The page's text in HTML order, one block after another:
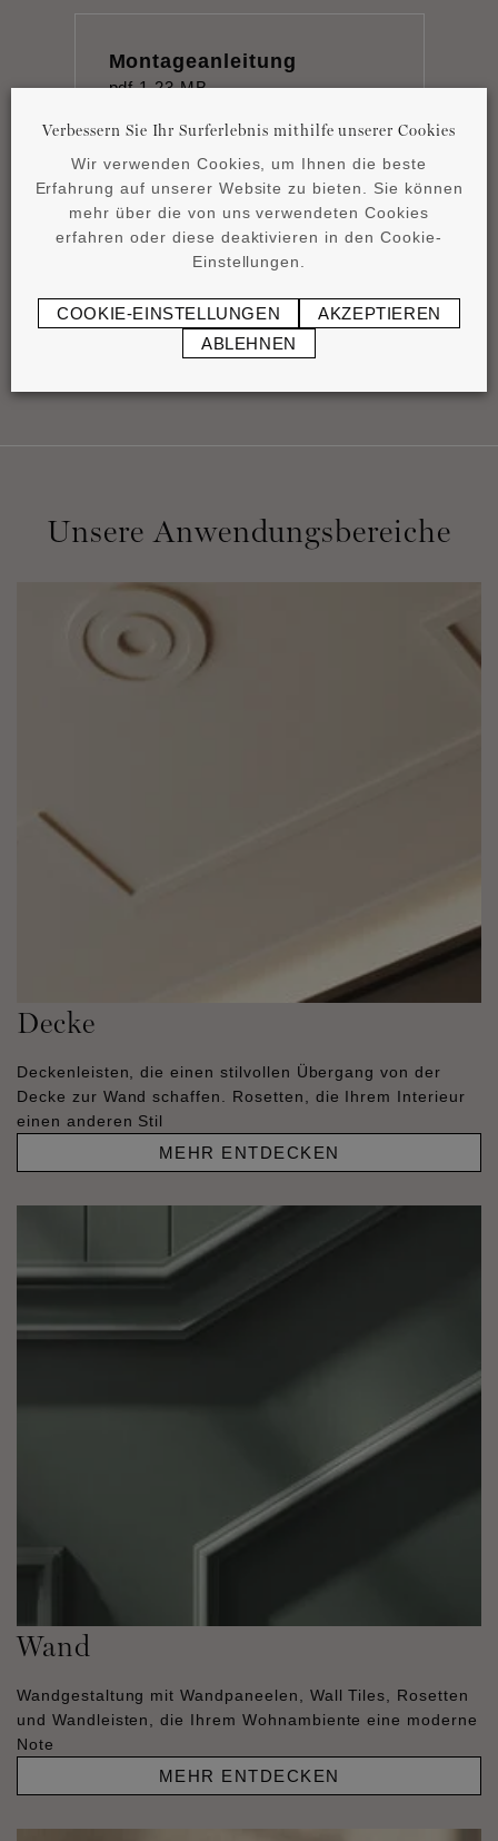
Montageanleitung
pdf 1,23 MB
Product overview
Unsere Anwendungsbereiche
Decke
Deckenleisten, die einen stilvollen Übergang von der
Decke zur Wand schaffen. Rosetten, die Ihrem Interieur
einen anderen Stil
MEHR ENTDECKEN
Wand
Wandgestaltung mit Wandpaneelen, Wall Tiles, Rosetten
und Wandleisten, die Ihrem Wohnambiente eine moderne
Note
MEHR ENTDECKEN
Verbessern Sie Ihr Surferlebnis mithilfe unserer Cookies
Wir verwenden Cookies, um Ihnen die beste
Erfahrung auf unserer Website zu bieten. Sie können
mehr über die von uns verwendeten Cookies
erfahren oder diese deaktivieren in den Cookie-
Einstellungen.
COOKIE-EINSTELLUNGEN
AKZEPTIEREN
ABLEHNEN